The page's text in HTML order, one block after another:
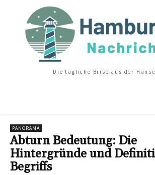
Die tägliche Brise aus der
PANORAMA
Abturn Bedeutung: Die
Hintergründe und
Begriffs